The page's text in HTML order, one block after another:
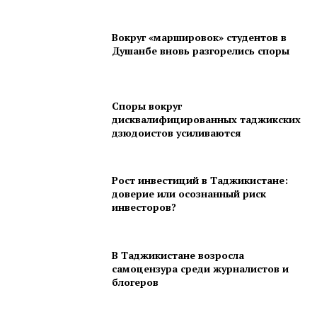
Вокруг «маршировок» студентов в
Душанбе вновь разгорелись споры
Споры вокруг
дисквалифицированных таджикских
дзюдоистов усиливаются
Рост инвестиций в Таджикистане:
доверие или осознанный риск
инвесторов?
В Таджикистане возросла
самоцензура среди журналистов и
блогеров